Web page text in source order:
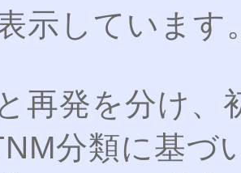
示しています
再発を分け、
分類に基づ